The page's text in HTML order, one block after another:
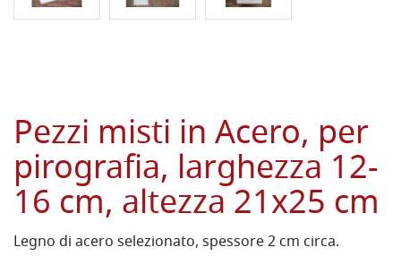
Pezzi misti in Acero, per
pirografia, larghezza 12-
16 cm, altezza 21x25 cm
Legno di acero selezionato, spessore 2 cm circa.